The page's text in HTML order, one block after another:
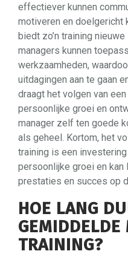
effectiever kunnen
motiveren en doelgericht
biedt zo’n training
managers kunnen
werkzaamheden,
uitdagingen aan te gaan
draagt het volgen van
persoonlijke groei en
manager zelf ten goede
als geheel. Kortom, het
training is een
persoonlijke groei en
prestaties en succes op
HOE LANG
GEMIDDELDE
TRAINING?